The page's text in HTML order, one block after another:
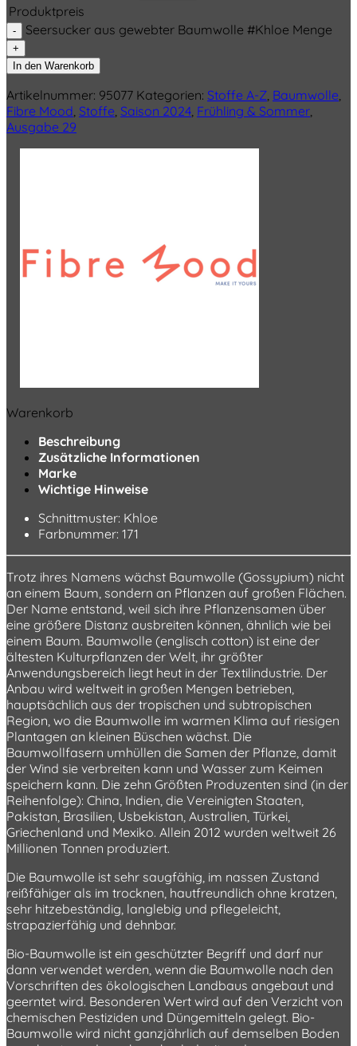
Produktpreis
Seersucker aus gewebter Baumwolle #Khloe Menge
In den Warenkorb
Artikelnummer: 95077 Kategorien: Stoffe A-Z Baumwolle
Fibre Mood Stoffe Saison 2024 Frühling & Sommer
Ausgabe 29
Warenkorb
Beschreibung
Zusätzliche Informationen
Marke
Wichtige Hinweise
Schnittmuster: Khloe
Farbnummer: 171
Trotz ihres Namens wächst Baumwolle (Gossypium) nicht
an einem Baum, sondern an Pflanzen auf großen Flächen.
Der Name entstand, weil sich ihre Pflanzensamen über
eine größere Distanz ausbreiten können, ähnlich wie bei
einem Baum. Baumwolle (englisch cotton) ist eine der
ältesten Kulturpflanzen der Welt, ihr größter
Anwendungsbereich liegt heut in der Textilindustrie. Der
Anbau wird weltweit in großen Mengen betrieben,
hauptsächlich aus der tropischen und subtropischen
Region, wo die Baumwolle im warmen Klima auf riesigen
Plantagen an kleinen Büschen wächst. Die
Baumwollfasern umhüllen die Samen der Pflanze, damit
der Wind sie verbreiten kann und Wasser zum Keimen
speichern kann. Die zehn Größten Produzenten sind (in der
Reihenfolge): China, Indien, die Vereinigten Staaten,
Pakistan, Brasilien, Usbekistan, Australien, Türkei,
Griechenland und Mexiko. Allein 2012 wurden weltweit 26
Millionen Tonnen produziert.
Die Baumwolle ist sehr saugfähig, im nassen Zustand
reißfähiger als im trocknen, hautfreundlich ohne kratzen,
sehr hitzebeständig, langlebig und pflegeleicht,
strapazierfähig und dehnbar.
Bio-Baumwolle ist ein geschützter Begriff und darf nur
dann verwendet werden, wenn die Baumwolle nach den
Vorschriften des ökologischen Landbaus angebaut und
geerntet wird. Besonderen Wert wird auf den Verzicht von
chemischen Pestiziden und Düngemitteln gelegt. Bio-
Baumwolle wird nicht ganzjährlich auf demselben Boden